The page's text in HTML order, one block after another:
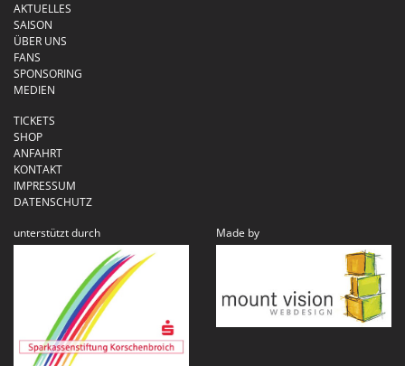
AKTUELLES
SAISON
ÜBER UNS
FANS
SPONSORING
MEDIEN
TICKETS
SHOP
ANFAHRT
KONTAKT
IMPRESSUM
DATENSCHUTZ
unterstützt durch
Made by